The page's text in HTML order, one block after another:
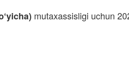
mutaxassisligi uchun